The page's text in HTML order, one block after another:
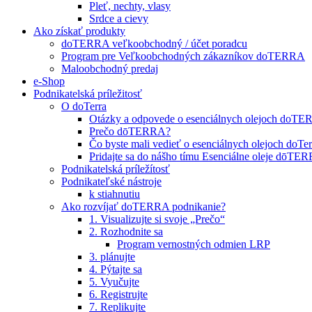
Pleť, nechty, vlasy
Srdce a cievy
Ako získať produkty
doTERRA veľkoobchodný / účet poradcu
Program pre Veľkoobchodných zákazníkov doTERRA
Maloobchodný predaj
e-Shop
Podnikatelská príležitosť
O doTerra
Otázky a odpovede o esenciálnych olejoch
Prečo dōTERRA?
Čo byste mali vedieť o esenciálnych olejoch
Pridajte sa do nášho tímu Esenciálne oleje
Podnikatelská príležítosť
Podnikateľské nástroje
k stiahnutiu
Ako rozvíjať doTERRA podnikanie?
1. Visualizujte si svoje „Prečo“
2. Rozhodnite sa
Program vernostných odmien LRP
3. plánujte
4. Pýtajte sa
5. Vyučujte
6. Registrujte
7. Replikujte